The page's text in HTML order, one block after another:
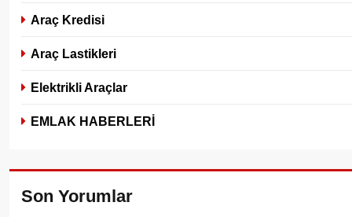
Araç Kredisi
Araç Lastikleri
Elektrikli Araçlar
EMLAK HABERLERİ
Son Yorumlar